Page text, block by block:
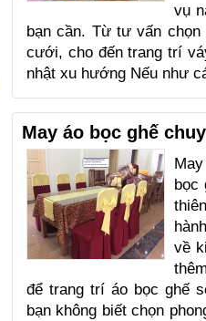
vụ
bạn cần. Từ tư vấn
cưới, cho đến trang trí
nhật xu hướng Nếu như
May áo bọc ghế
bọc
về
để trang trí áo bọc ghế
bạn không biết chọn